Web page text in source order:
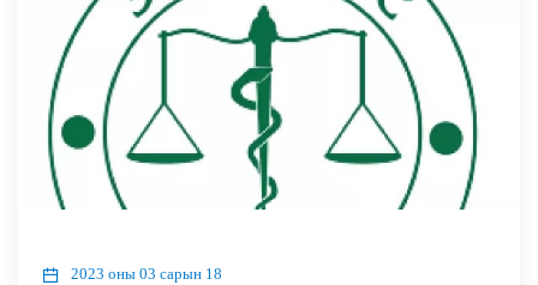
2023 оны 03 сарын 18